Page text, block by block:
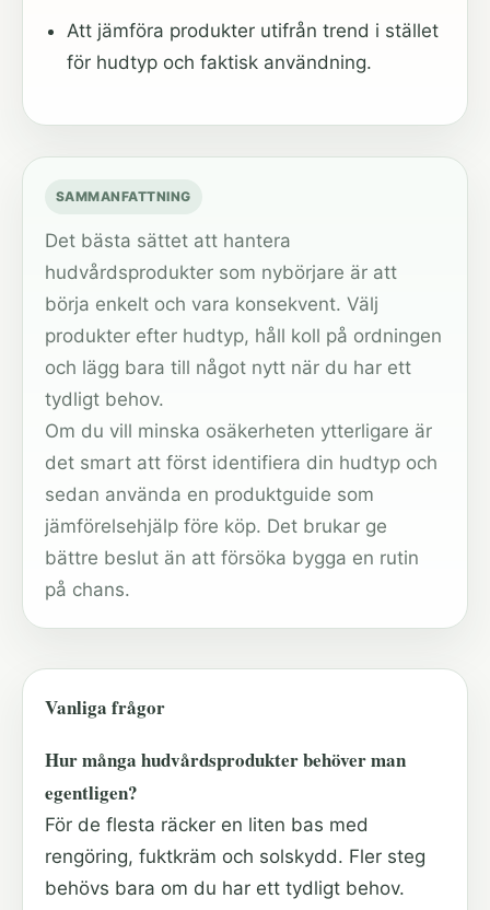
Att jämföra produkter utifrån trend i stället
för hudtyp och faktisk användning.
SAMMANFATTNING
Det bästa sättet att hantera
hudvårdsprodukter som nybörjare är att
börja enkelt och vara konsekvent. Välj
produkter efter hudtyp, håll koll på ordningen
och lägg bara till något nytt när du har ett
tydligt behov.
Om du vill minska osäkerheten ytterligare är
det smart att först identifiera din hudtyp och
sedan använda en produktguide som
jämförelsehjälp före köp. Det brukar ge
bättre beslut än att försöka bygga en rutin
på chans.
Vanliga frågor
Hur många hudvårdsprodukter behöver man
egentligen?
För de flesta räcker en liten bas med
rengöring, fuktkräm och solskydd. Fler steg
behövs bara om du har ett tydligt behov.